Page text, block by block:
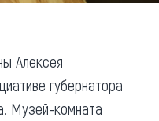
Алексея
губернатора
Музей-комната